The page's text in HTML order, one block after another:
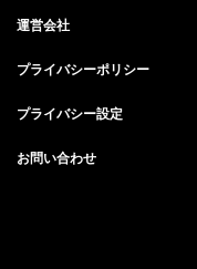
運営会社
プライバシーポリシー
プライバシー設定
お問い合わせ